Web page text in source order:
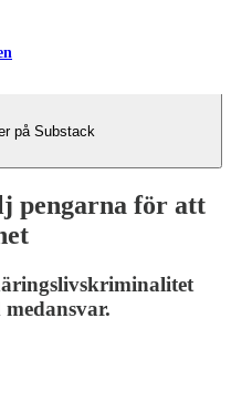
på Substack
pengarna för att